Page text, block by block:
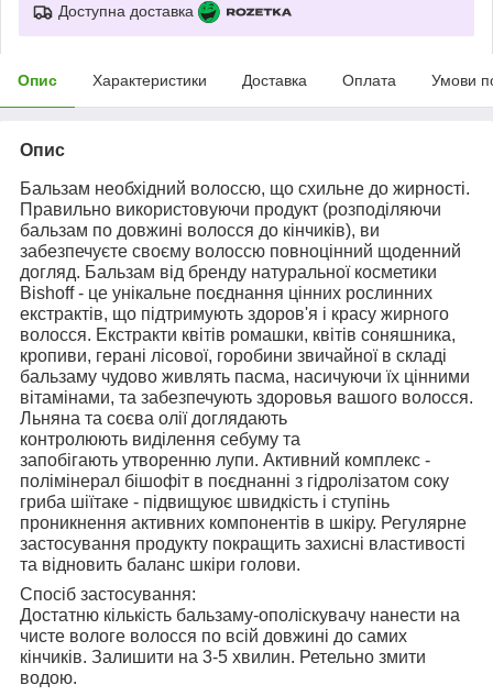
Доступна доставка
Опис Характеристики Доставка Оплата Умови
Опис
Бальзам необхідний волоссю, що схильне до жирності.
Правильно використовуючи продукт (розподіляючи
бальзам по довжині волосся до кінчиків), ви
забезпечуєте своєму волоссю повноцінний щоденний
догляд. Бальзам від бренду натуральної косметики
Bishoff - це унікальне поєднання цінних рослинних
екстрактів, що підтримують здоров'я і красу жирного
волосся. Екстракти квітів ромашки, квітів соняшника,
кропиви, герані лісової, горобини звичайної в складі
бальзаму чудово живлять пасма, насичуючи їх цінними
вітамінами, та забезпечують здоровья вашого волосся.
Льняна та соєва олії доглядають
контролюють виділення себуму та
запобігають утворенню лупи. Активний комплекс -
полімінерал бішофіт в поєднанні з гідролізатом соку
гриба шіїтаке - підвищуює швидкість і ступінь
проникнення активних компонентів в шкіру. Регулярне
застосування продукту покращить захисні властивості
та відновить баланс шкіри голови.
Спосіб застосування:
Достатню кількість бальзаму-ополіскувачу нанести на
чисте вологе волосся по всій довжині до самих
кінчиків. Залишити на 3-5 хвилин. Ретельно змити
водою.